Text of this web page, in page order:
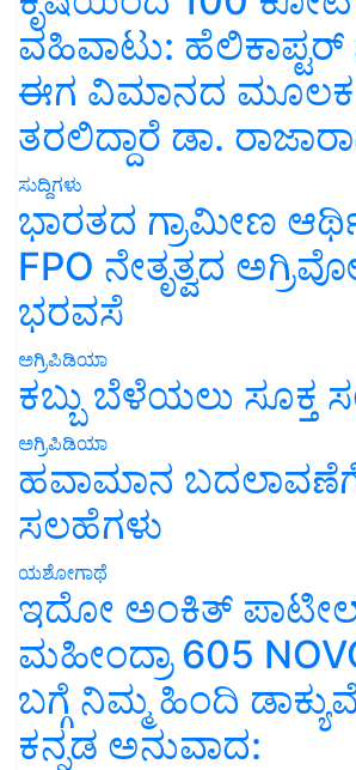
ವಹಿವಾಟು: ಹೆಲಿಕಾಪ್ಟರ್
ಈಗ ವಿಮಾನದ ಮೂಲಕ
ತರಲಿದ್ದಾರೆ ಡಾ.
ಸುದ್ದಿಗಳು
ಭಾರತದ ಗ್ರಾಮೀಣ
FPO ನೇತೃತ್ವದ
ಭರವಸೆ
ಅಗ್ರಿಪಿಡಿಯಾ
ಕಬ್ಬು ಬೆಳೆಯಲು ಸೂಕ್ತ
ಅಗ್ರಿಪಿಡಿಯಾ
ಹವಾಮಾನ ಬದಲಾವಣೆಗೆ
ಸಲಹೆಗಳು
ಯಶೋಗಾಥೆ
ಇದೋ ಅಂಕಿತ್ ಪಾಟೀಲ್
ಮಹೀಂದ್ರಾ 605
ಬಗ್ಗೆ ನಿಮ್ಮ ಹಿಂದಿ
ಕನ್ನಡ ಅನುವಾದ: